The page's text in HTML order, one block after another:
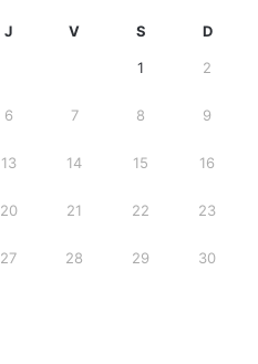
J V S D
1 2
6 7 8 9
13 14 15 16
20 21 22 23
27 28 29 30